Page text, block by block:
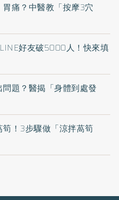
痛？中醫教「按摩3穴
好友破5000人！快來填
題？醫揭「身體到處發
！3步驟做「涼拌萵筍